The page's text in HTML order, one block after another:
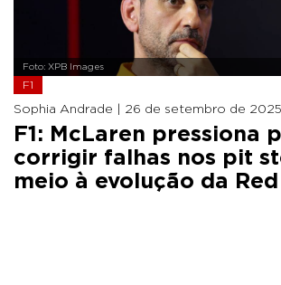
Foto: XPB Images
F1
Sophia Andrade | 26 de setembro de 2025
F1: McLaren pressiona
corrigir falhas nos pit
meio à evolução da Red